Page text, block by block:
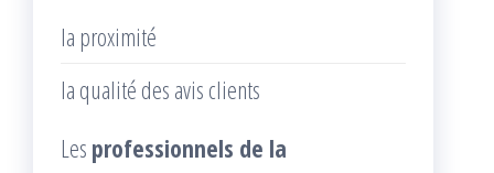
la proximité
la qualité des avis clients
Les professionnels de la